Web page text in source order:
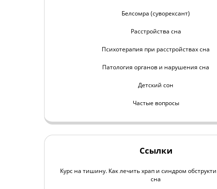
Белсомра (суворексант)
Расстройства сна
Психотерапия при расстройствах сна
Патология органов и нарушения сна
Детский сон
Частые вопросы
Ссылки
Курс на тишину. Как лечить храп и синдром
сна